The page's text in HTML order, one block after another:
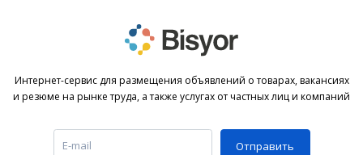
Интернет-сервис для размещения объявлений о товарах, вакансиях
и резюме на рынке труда, а также услугах от частных лиц и компаний
Отправить